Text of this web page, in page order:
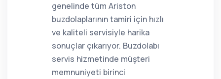
genelinde tüm Ariston
buzdolaplarının tamiri için hızlı
ve kaliteli servisiyle harika
sonuçlar çıkarıyor. Buzdolabı
servis hizmetinde müşteri
memnuniyeti birinci